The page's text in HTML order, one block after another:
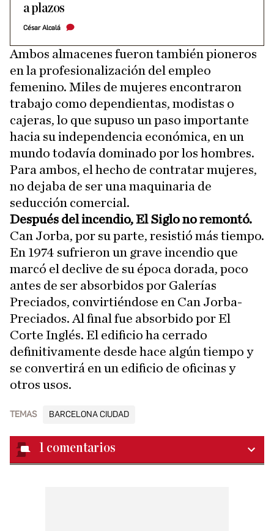
a plazos
César Alcalá
Ambos almacenes fueron también pioneros
en la profesionalización del empleo
femenino. Miles de mujeres encontraron
trabajo como dependientas, modistas o
cajeras, lo que supuso un paso importante
hacia su independencia económica, en un
mundo todavía dominado por los hombres.
Para ambos, el hecho de contratar mujeres,
no dejaba de ser una maquinaria de
seducción comercial.
Después del incendio, El Siglo no remontó.
Can Jorba, por su parte, resistió más tiempo.
En 1974 sufrieron un grave incendio que
marcó el declive de su época dorada, poco
antes de ser absorbidos por Galerías
Preciados, convirtiéndose en Can Jorba-
Preciados. Al final fue absorbido por El
Corte Inglés. El edificio ha cerrado
definitivamente desde hace algún tiempo y
se convertirá en un edificio de oficinas y
otros usos.
TEMAS BARCELONA CIUDAD
1 comentarios